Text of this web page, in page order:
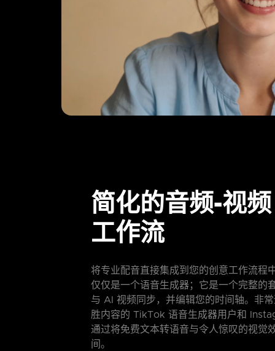
简化的音频-视频
工作流
将专业配音直接集成到您的创意工作流程
仅仅是一个语音生成器；它是一个完整的
与 AI 视频同步，并编辑您的时间轴。非
胜内容的 TikTok 语音生成器用户和
通过将免费文本转语音与令人惊叹的视觉
间。